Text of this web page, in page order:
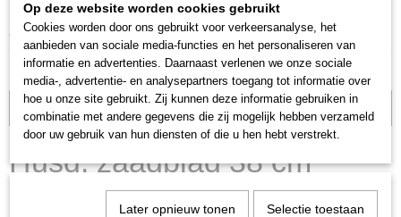
Home >Snoeien en Zagen> Kettingzagen | toebehoren
Zaagbladen>Husqvarna >Husq. zaagblad 38 cm 1.3mm .325
Husq. zaagblad 38 cm
1.3mm .325
Op deze website worden cookies gebruikt
Cookies worden door ons gebruikt voor verkeersanalyse, het
aanbieden van sociale media-functies en het personaliseren van
informatie en advertenties. Daarnaast verlenen we onze sociale
media-, advertentie- en analysepartners toegang tot informatie over
hoe u onze site gebruikt. Zij kunnen deze informatie gebruiken in
combinatie met andere gegevens die zij mogelijk hebben verzameld
door uw gebruik van hun diensten of die u hen hebt verstrekt.
Later opnieuw tonen Selectie toestaan